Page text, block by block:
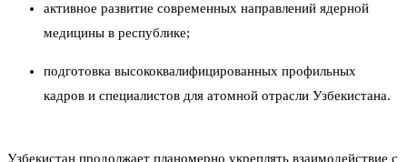
активное развитие современных направлений ядерной
медицины в республике;
подготовка высококвалифицированных профильных
кадров и специалистов для атомной отрасли Узбекистана.
Узбекистан продолжает планомерно укреплять взаимодействие с